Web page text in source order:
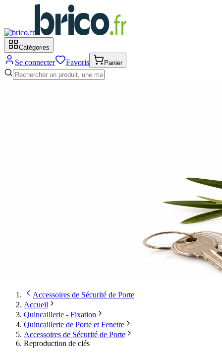
Catégories
Se connecter Favoris Panier
Accessoires de Sécurité de Porte
Accueil
Quincaillerie - Fixation
Quincaillerie de Porte et Fenetre
Accessoires de Sécurité de Porte
Reproduction de clés